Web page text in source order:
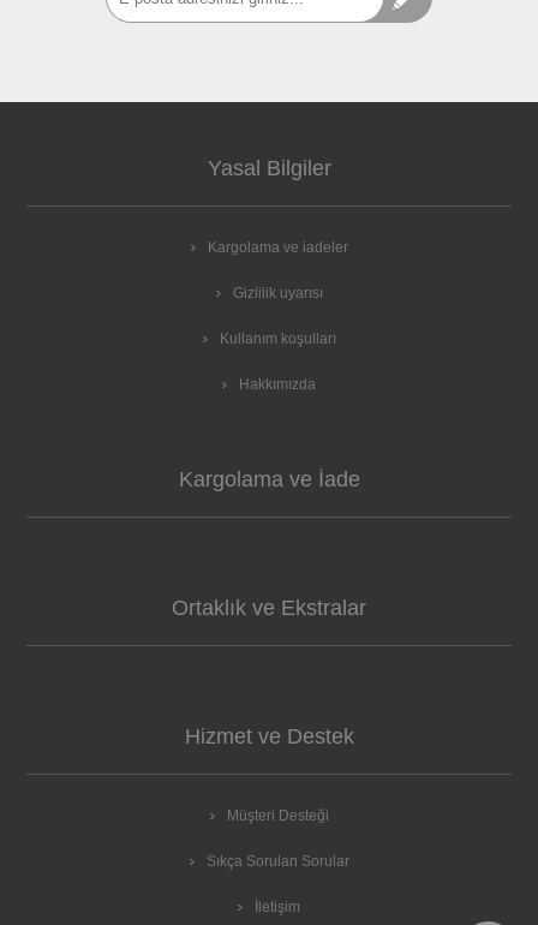
Yasal Bilgiler
Kargolama ve iadeler
Gizlilik uyarısı
Kullanım koşulları
Hakkımızda
Kargolama ve İade
Ortaklık ve Ekstralar
Hizmet ve Destek
Müşteri Desteği
Sıkça Sorulan Sorular
İletişim